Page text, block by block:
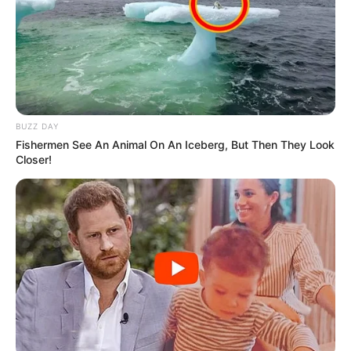
Gazetari i kujton talentit të PSG-së se Mesi dhe Ronaldo u
eliminuan në fazën e 1/16-ve të Botërorit, por 19-vjeçari i
del përsëri në mbrojtje duke thënë
“Nëse merr parasysh
formën e tyre individuale, ata janë të pakrahasueshëm më
të tjerët. Mesi ishte golashënuesi më i mirë në Europë,
Ronaldo ishte golashënuesi i Champions-it”
Topi i Artë ?
BUZZ DAY
Fishermen See An Animal On An Iceberg, But Then They Look
Closer!